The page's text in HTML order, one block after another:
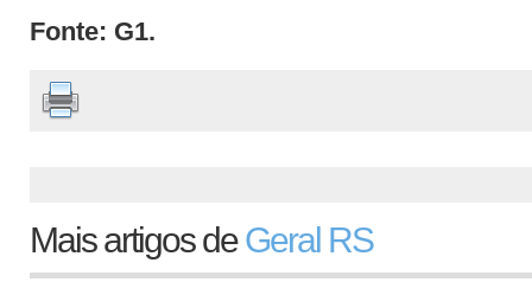
Fonte: G1.
Mais artigos deGeral RS